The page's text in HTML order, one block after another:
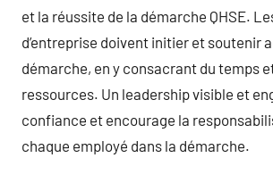
et la réussite de la démarche QHSE.
d’entreprise doivent initier et soutenir
démarche, en y consacrant du temps
ressources. Un leadership visible et
confiance et encourage la
chaque employé dans la démarche.